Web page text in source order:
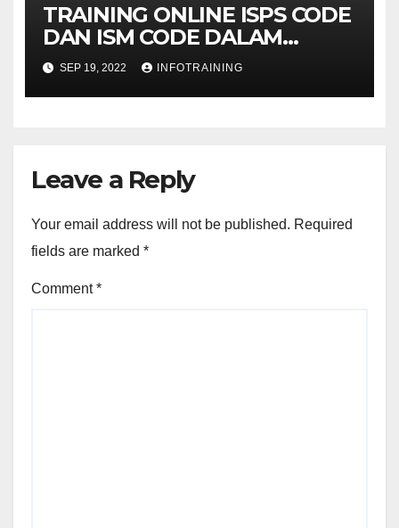
TRAINING ONLINE ISPS CODE
DAN ISM CODE DALAM
PELAYARAN
SEP 19, 2022 INFOTRAINING
Leave a Reply
Your email address will not be published. Required
fields are marked *
Comment*